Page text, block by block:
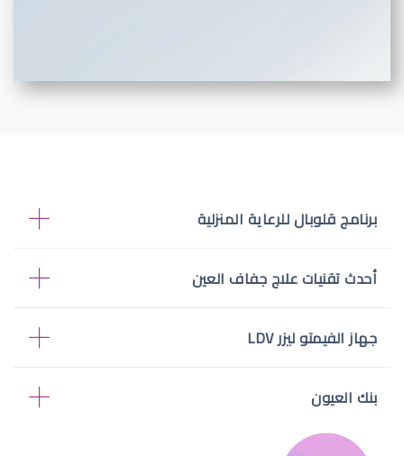
برنامج قلوبال للرعاية المنزلية
أحدث تقنيات علاج جفاف العين
جهاز الفيمتو ليزر LDV
بنك العيون